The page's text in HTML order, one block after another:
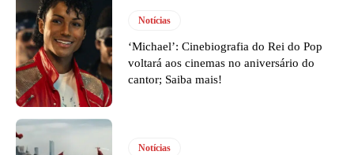
Notícias
‘Michael’: Cinebiografia do Rei do Pop
voltará aos cinemas no aniversário do
cantor; Saiba mais!
Notícias